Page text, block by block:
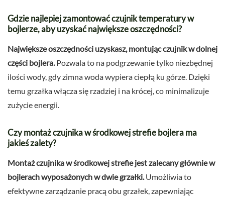
Gdzie najlepiej zamontować czujnik temperatury w
bojlerze, aby uzyskać największe oszczędności?
Największe oszczędności uzyskasz, montując czujnik w dolnej
części bojlera.Pozwala to na podgrzewanie tylko niezbędnej
ilości wody, gdy zimna woda wypiera ciepłą ku górze. Dzięki
temu grzałka włącza się rzadziej i na krócej, co minimalizuje
zużycie energii.
Czy montaż czujnika w środkowej strefie bojlera ma
jakieś zalety?
Montaż czujnika w środkowej strefie jest zalecany głównie w
bojlerach wyposażonych w dwie grzałki.Umożliwia to
efektywne zarządzanie pracą obu grzałek, zapewniając